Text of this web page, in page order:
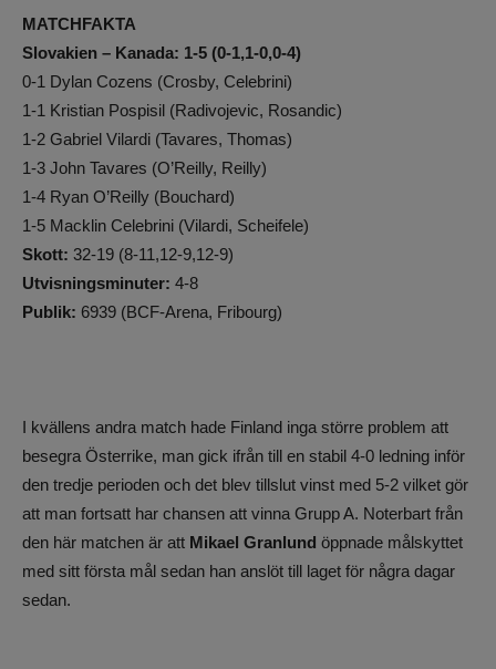
MATCHFAKTA
Slovakien – Kanada: 1-5 (0-1,1-0,0-4)
0-1 Dylan Cozens (Crosby, Celebrini)
1-1 Kristian Pospisil (Radivojevic, Rosandic)
1-2 Gabriel Vilardi (Tavares, Thomas)
1-3 John Tavares (O’Reilly, Reilly)
1-4 Ryan O’Reilly (Bouchard)
1-5 Macklin Celebrini (Vilardi, Scheifele)
Skott: 32-19 (8-11,12-9,12-9)
Utvisningsminuter: 4-8
Publik: 6939 (BCF-Arena, Fribourg)
I kvällens andra match hade Finland inga större problem att
besegra Österrike, man gick ifrån till en stabil 4-0 ledning inför
den tredje perioden och det blev tillslut vinst med 5-2 vilket gör
att man fortsatt har chansen att vinna Grupp A. Noterbart från
den här matchen är att Mikael Granlund öppnade målskyttet
med sitt första mål sedan han anslöt till laget för några dagar
sedan.